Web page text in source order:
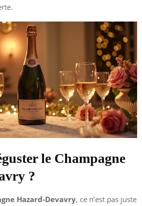
le Champagne
?
Hazard-Devavry, ce n’est pas juste